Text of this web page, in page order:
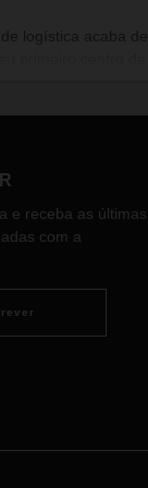
logística acaba de
e receba as últimas
com a